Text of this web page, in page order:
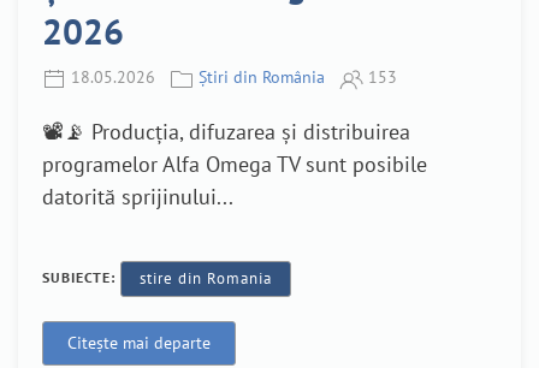
2026
18.05.2026 Știri din România 153
📽️📡 Producția, difuzarea și distribuirea
programelor Alfa Omega TV sunt posibile
datorită sprijinului...
SUBIECTE: stire din Romania
Citește mai departe